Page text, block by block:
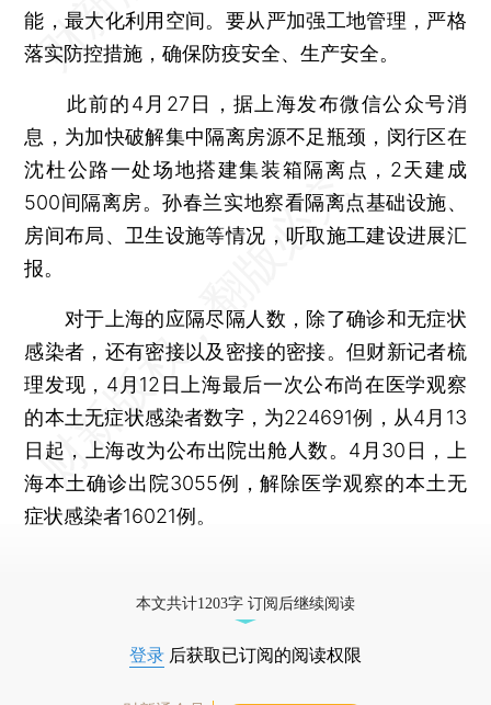
能，最大化利用空间。要从严加强工地管理，严格
落实防控措施，确保防疫安全、生产安全。
此前的4月27日，据上海发布微信公众号消
息，为加快破解集中隔离房源不足瓶颈，闵行区在
沈杜公路一处场地搭建集装箱隔离点，2天建成
500间隔离房。孙春兰实地察看隔离点基础设施、
房间布局、卫生设施等情况，听取施工建设进展汇
报。
对于上海的应隔尽隔人数，除了确诊和无症状
感染者，还有密接以及密接的密接。但财新记者梳
理发现，4月12日上海最后一次公布尚在医学观察
的本土无症状感染者数字，为224691例，从4月13
日起，上海改为公布出院出舱人数。4月30日，上
海本土确诊出院3055例，解除医学观察的本土无
症状感染者16021例。
本文共计1203字 订阅后继续阅读
登录 后获取已订阅的阅读权限